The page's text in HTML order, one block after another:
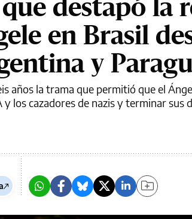
en Brasil
y
años la trama que permitió que el
y los cazadores de nazis y terminar sus